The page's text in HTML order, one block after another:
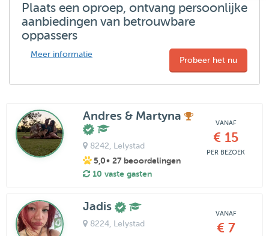
Plaats een oproep, ontvang persoonlijke
aanbiedingen van betrouwbare
oppassers
Meer informatie
Probeer het nu
Andres & Martyna
8242, Lelystad
5,0• 27 beoordelingen
10 vaste gasten
VANAF
€ 15
PER BEZOEK
Jadis
8224, Lelystad
VANAF
€ 7